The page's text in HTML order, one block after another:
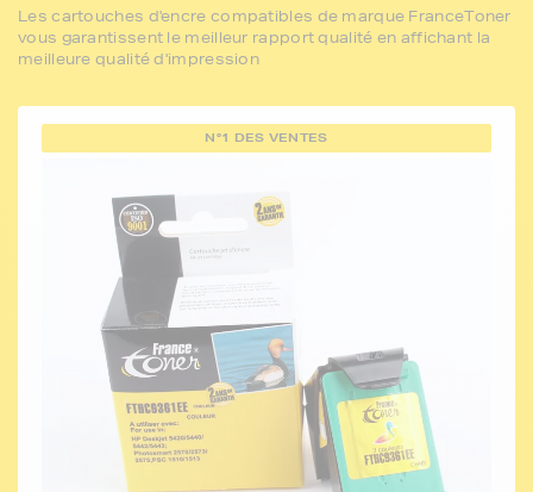
Les cartouches d'encre compatibles de marque FranceToner
vous garantissent le meilleur rapport qualité en affichant la
meilleure qualité d'impression
N°1 DES VENTES